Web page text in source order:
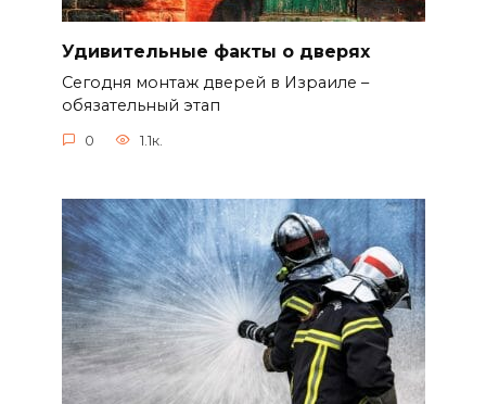
Удивительные факты о дверях
Сегодня монтаж дверей в Израиле –
обязательный этап
0 1.1к.